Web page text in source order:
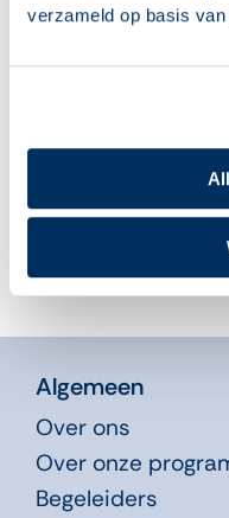
verzameld op basis
naar computerles!’
Algemeen
Over ons
Over onze
Begeleiders